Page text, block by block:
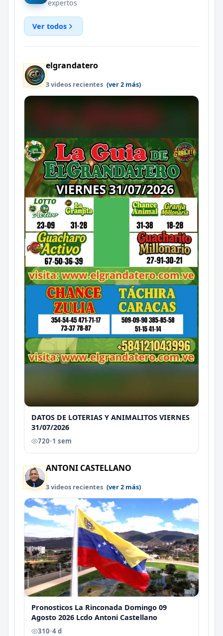
expertos
Ver todos
elgrandatero
3 videos recientes (ver 2 más)
DATOS DE LOTERIAS Y ANIMALITOS VIERNES
31/07/2026
720•1 sem
ANTONI CASTELLANO
3 videos recientes (ver 2 más)
Pronosticos La Rinconada Domingo 09
Agosto 2026 Lcdo Antoni Castellano
310•4 d